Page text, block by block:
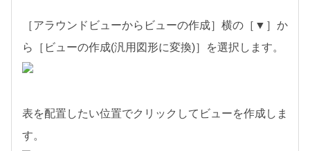
［アラウンドビューからビューの作成］横の［▼］か
ら［ビューの作成(汎用図形に変換)］を選択します。
表を配置したい位置でクリックしてビューを作成しま
す。